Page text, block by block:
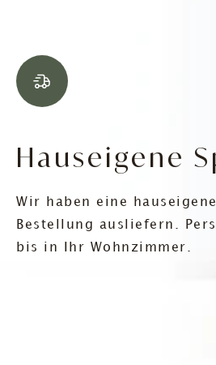
Hauseigene
Wir haben eine
Bestellung ausliefern.
bis in Ihr Wohnzimmer.